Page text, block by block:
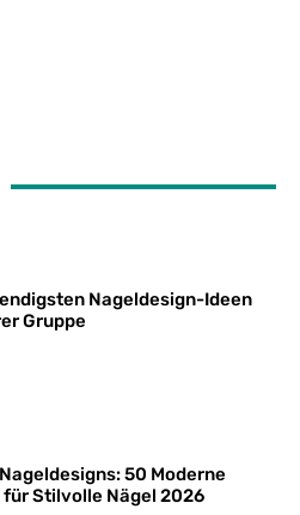
Nageldesign-Ideen
Gruppe
50 Moderne
für Stilvolle Nägel 2026